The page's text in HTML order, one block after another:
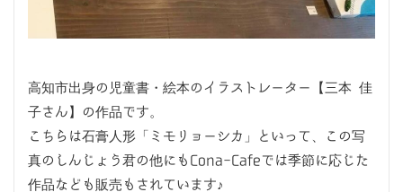
高知市出身の児童書・絵本のイラストレーター【三本 佳
子さん】の作品です。
こちらは石膏人形「ミモリョーシカ」といって、この写
真のしんじょう君の他にもCona-Cafeでは季節に応じた
作品なども販売もされています♪